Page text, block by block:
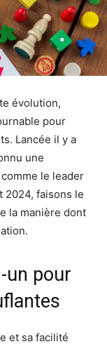
évolution,
pour
Lancée il y a
une
le leader
2024, faisons le
la manière dont
un pour
et sa facilité